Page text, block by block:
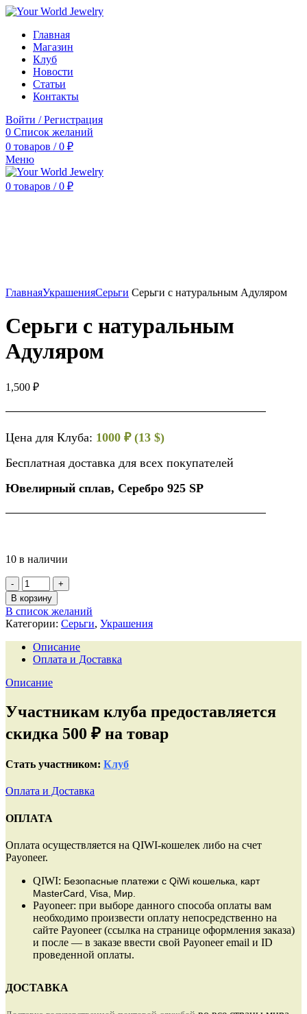
Главная
Магазин
Клуб
Новости
Статьи
Контакты
Войти / Регистрация
0 Список желаний
0 товаров / 0 ₽
Меню
0 товаров / 0 ₽
ГлавнаяУкрашенияСерьги Серьги с натуральным Адуляром
Серьги с натуральным
Адуляром
1,500 ₽
Цена для Клуба: 1000 ₽ (13 $)
Бесплатная доставка для всех покупателей
Ювелирный сплав, Серебро 925 SP
10 в наличии
Количество
товара
Серьги
с
натуральным
Адуляром
В корзину
В список желаний
Категории: Серьги, Украшения
Описание
Оплата и Доставка
Описание
Участникам клуба предоставляется
скидка 500 ₽ на товар
Стать участником: Клуб
Оплата и Доставка
ОПЛАТА
Оплата осуществляется на QIWI-кошелек либо на счет
Payoneer.
QIWI: Безопасные платежи с QiWi кошелька, карт
MasterCard, Visa, Мир.
Payoneer: при выборе данного способа оплаты вам
необходимо произвести оплату непосредственно на
сайте Payoneer (ссылка на странице оформления заказа)
и после — в заказе ввести свой Payoneer email и ID
проведенной оплаты.
ДОСТАВКА